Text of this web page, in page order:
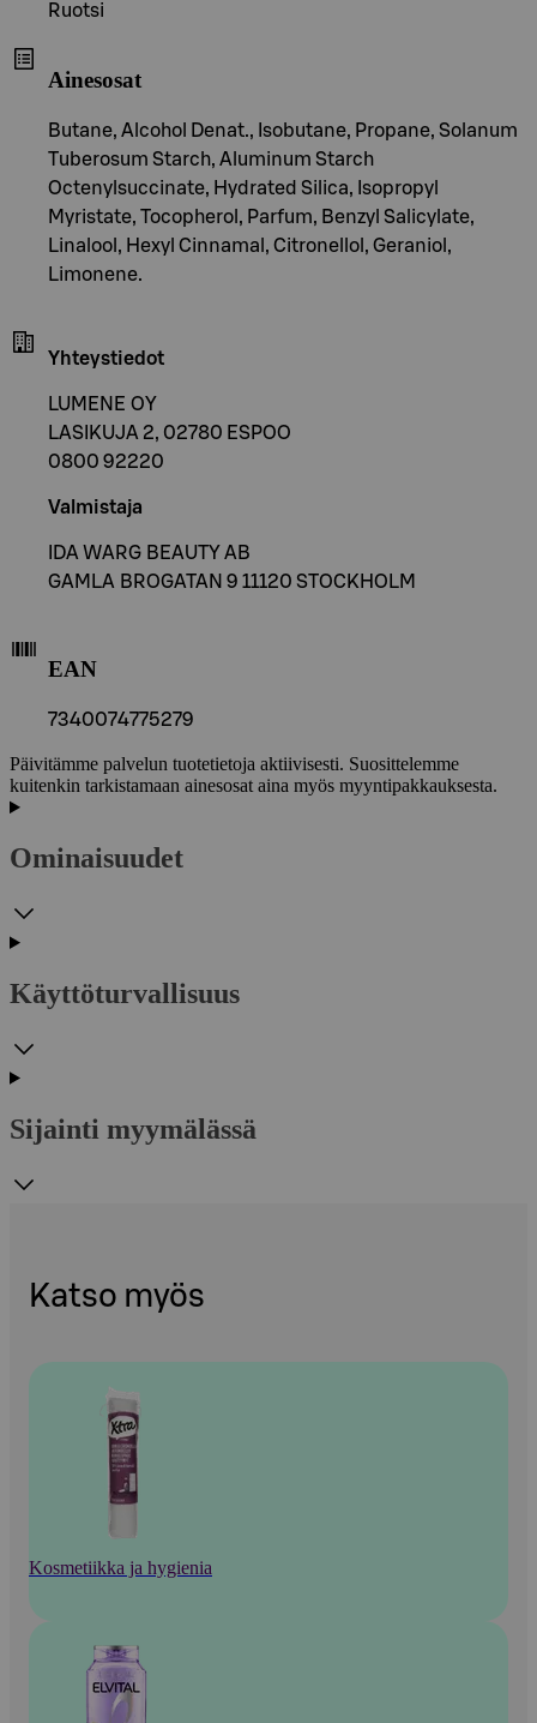
Ruotsi
Ainesosat
Butane, Alcohol Denat., Isobutane, Propane, Solanum
Tuberosum Starch, Aluminum Starch
Octenylsuccinate, Hydrated Silica, Isopropyl
Myristate, Tocopherol, Parfum, Benzyl Salicylate,
Linalool, Hexyl Cinnamal, Citronellol, Geraniol,
Limonene.
Yhteystiedot
LUMENE OY
LASIKUJA 2, 02780 ESPOO
0800 92220
Valmistaja
IDA WARG BEAUTY AB
GAMLA BROGATAN 9 11120 STOCKHOLM
EAN
7340074775279
Päivitämme palvelun tuotetietoja aktiivisesti. Suosittelemme
kuitenkin tarkistamaan ainesosat aina myös myyntipakkauksesta.
Ominaisuudet
Käyttöturvallisuus
Sijainti myymälässä
Katso myös
Kosmetiikka ja hygienia